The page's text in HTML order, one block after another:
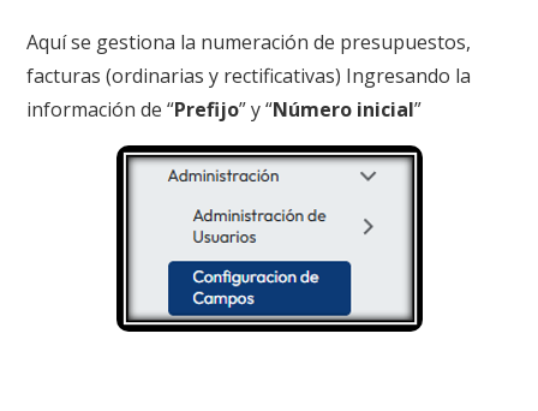
Aquí se gestiona la numeración de presupuestos,
facturas (ordinarias y rectificativas) Ingresando la
información de “Prefijo” y “Número inicial”